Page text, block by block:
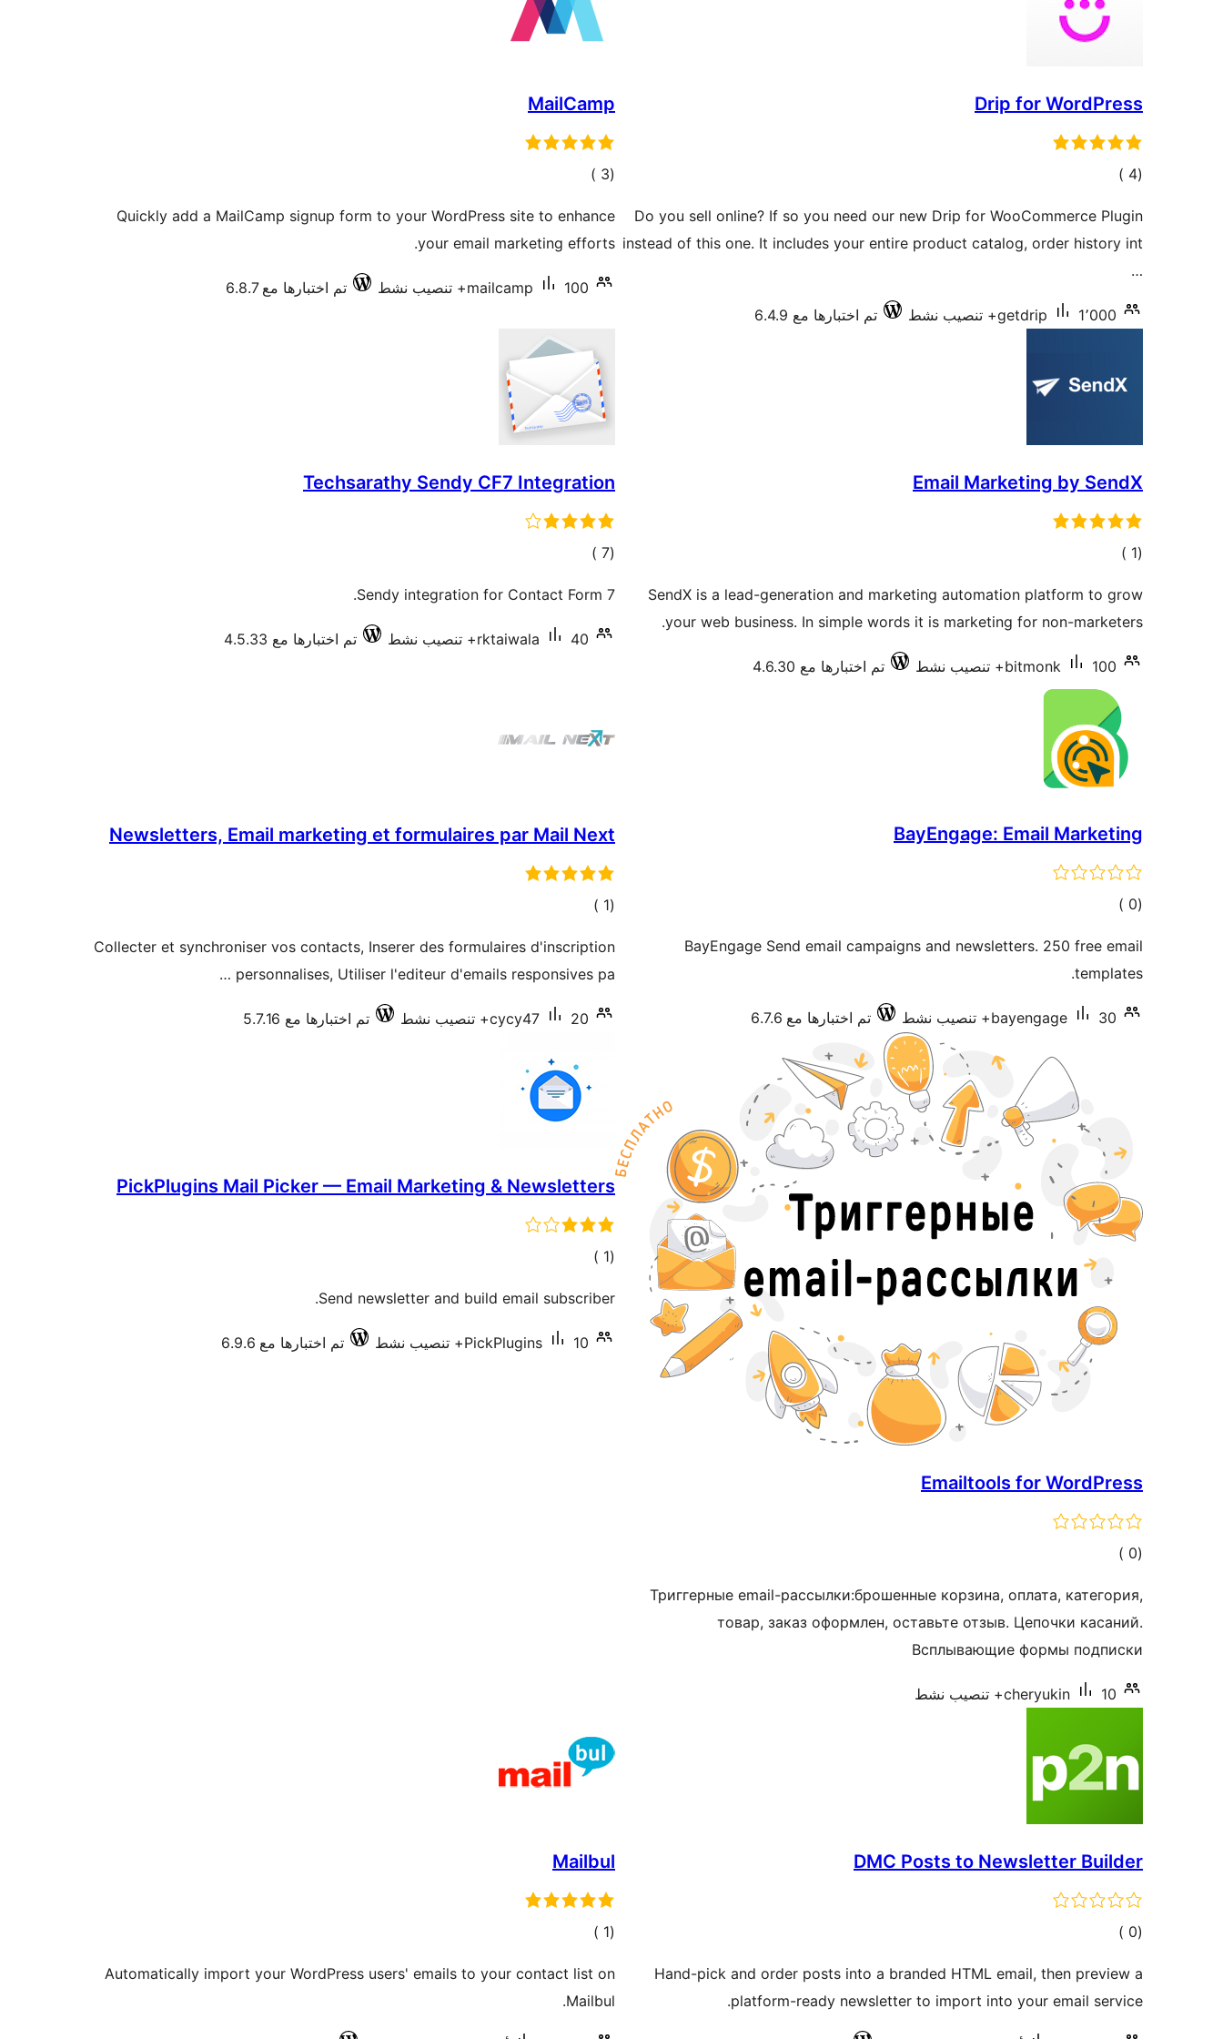
Drip for WordPress
(4
إجمالي)
Do you sell online? If so you need our new Drip for WooCommerce Plugin
instead of this one. It includes your entire product catalog, order history int
…
getdrip 1٬000+ تنصيب نشط تم اختبارها مع 6.4.9
MailCamp
(3
إجمالي)
Quickly add a MailCamp signup form to your WordPress site to enhance
your email marketing efforts.
mailcamp 100+ تنصيب نشط تم اختبارها مع 6.8.7
Email Marketing by SendX
(1
إجمالي)
SendX is a lead-generation and marketing automation platform to grow
your web business. In simple words it is marketing for non-marketers.
bitmonk 100+ تنصيب نشط تم اختبارها مع 4.6.30
Techsarathy Sendy CF7 Integration
(7
إجمالي)
Sendy integration for Contact Form 7.
rktaiwala 40+ تنصيب نشط تم اختبارها مع 4.5.33
BayEngage: Email Marketing
(0
إجمالي)
BayEngage Send email campaigns and newsletters. 250 free email
templates.
bayengage 30+ تنصيب نشط تم اختبارها مع 6.7.6
Newsletters, Email marketing et formulaires par Mail Next
(1
إجمالي)
Collecter et synchroniser vos contacts, Inserer des formulaires d'inscription
personnalises, Utiliser l'editeur d'emails responsives pa …
cycy47 20+ تنصيب نشط تم اختبارها مع 5.7.16
Emailtools for WordPress
(0
إجمالي)
Триггерные email-рассылки:брошенные корзина, оплата, категория,
товар, заказ оформлен, оставьте отзыв. Цепочки касаний.
Всплывающие формы подписки
cheryukin 10+ تنصيب نشط
PickPlugins Mail Picker — Email Marketing & Newsletters
(1
إجمالي)
Send newsletter and build email subscriber.
PickPlugins 10+ تنصيب نشط تم اختبارها مع 6.9.6
DMC Posts to Newsletter Builder
(0
إجمالي)
Hand-pick and order posts into a branded HTML email, then preview a
platform-ready newsletter to import into your email service.
Mailbul
(1
إجمالي)
Automatically import your WordPress users' emails to your contact list on
Mailbul.